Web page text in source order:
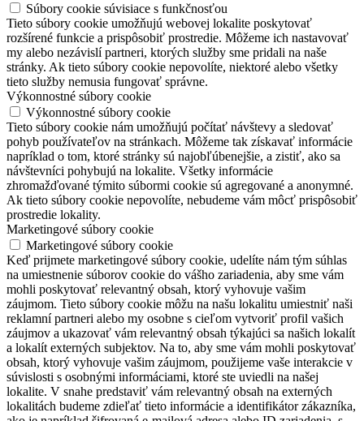
Súbory cookie súvisiace s funkčnosťou
Tieto súbory cookie umožňujú webovej lokalite poskytovať
rozšírené funkcie a prispôsobiť prostredie. Môžeme ich nastavovať
my alebo nezávislí partneri, ktorých služby sme pridali na naše
stránky. Ak tieto súbory cookie nepovolíte, niektoré alebo všetky
tieto služby nemusia fungovať správne.
Výkonnostné súbory cookie
Výkonnostné súbory cookie
Tieto súbory cookie nám umožňujú počítať návštevy a sledovať
pohyb používateľov na stránkach. Môžeme tak získavať informácie
napríklad o tom, ktoré stránky sú najobľúbenejšie, a zistiť, ako sa
návštevníci pohybujú na lokalite. Všetky informácie
zhromažďované týmito súbormi cookie sú agregované a anonymné.
Ak tieto súbory cookie nepovolíte, nebudeme vám môcť prispôsobiť
prostredie lokality.
Marketingové súbory cookie
Marketingové súbory cookie
Keď prijmete marketingové súbory cookie, udelíte nám tým súhlas
na umiestnenie súborov cookie do vášho zariadenia, aby sme vám
mohli poskytovať relevantný obsah, ktorý vyhovuje vašim
záujmom. Tieto súbory cookie môžu na našu lokalitu umiestniť naši
reklamní partneri alebo my osobne s cieľom vytvoriť profil vašich
záujmov a ukazovať vám relevantný obsah týkajúci sa našich lokalít
a lokalít externých subjektov. Na to, aby sme vám mohli poskytovať
obsah, ktorý vyhovuje vašim záujmom, použijeme vaše interakcie v
súvislosti s osobnými informáciami, ktoré ste uviedli na našej
lokalite. V snahe predstaviť vám relevantný obsah na externých
lokalitách budeme zdieľať tieto informácie a identifikátor zákazníka,